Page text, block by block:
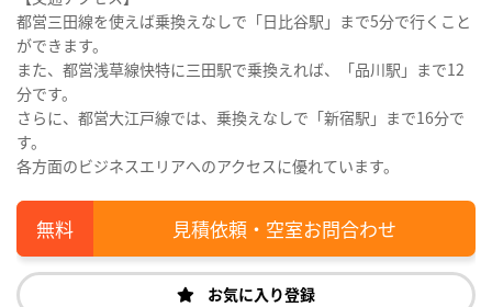
都営三田線を使えば乗換えなしで「日比谷駅」まで5分で行くこと
ができます。
また、都営浅草線快特に三田駅で乗換えれば、「品川駅」まで12
分です。
さらに、都営大江戸線では、乗換えなしで「新宿駅」まで16分で
す。
各方面のビジネスエリアへのアクセスに優れています。
見積依頼・空室お問合わせ
お気に入り登録